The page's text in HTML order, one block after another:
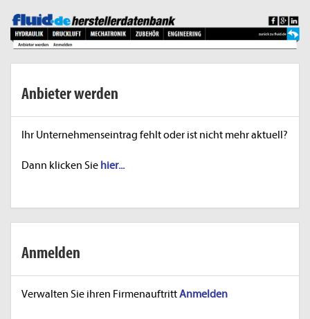
Anbieter werden
Ihr Unternehmenseintrag fehlt oder ist nicht mehr aktuell?
Dann klicken Sie hier...
Anmelden
Verwalten Sie ihren FirmenauftrittAnmelden